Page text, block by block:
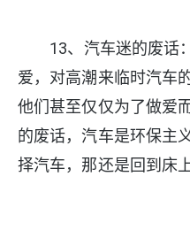
13、汽车迷的废话：
爱，对高潮来临时汽车
他们甚至仅仅为了做爱
的废话，汽车是环保主
择汽车，那还是回到床